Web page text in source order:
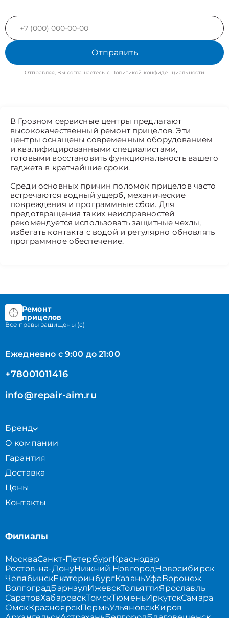
Отправить
Отправляя, Вы соглашаетесь с Политикой конфиденциальности
В Грозном сервисные центры предлагают
высококачественный ремонт прицелов. Эти
центры оснащены современным оборудованием
и квалифицированными специалистами,
готовыми восстановить функциональность вашего
гаджета в кратчайшие сроки.
Среди основных причин поломок прицелов часто
встречаются водный ущерб, механические
повреждения и программные сбои. Для
предотвращения таких неисправностей
рекомендуется использовать защитные чехлы,
избегать контакта с водой и регулярно обновлять
программное обеспечение.
Ремонт
прицелов
Все правы защищены (с)
Ежедневно с 9:00 до 21:00
+78001011416
info@repair-aim.ru
Бренд
О компании
Гарантия
Доставка
Цены
Контакты
Филиалы
МоскваСанкт-ПетербургКраснодар
Ростов-на-ДонуНижний НовгородНовосибирск
ЧелябинскЕкатеринбургКазаньУфаВоронеж
ВолгоградБарнаулИжевскТольяттиЯрославль
СаратовХабаровскТомскТюменьИркутскСамара
ОмскКрасноярскПермьУльяновскКиров